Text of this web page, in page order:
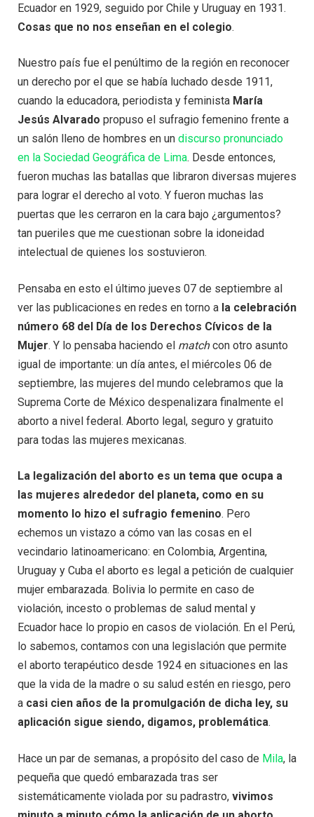
Ecuador en 1929, seguido por Chile y Uruguay en 1931.
Cosas que no nos enseñan en el colegio.
Nuestro país fue el penúltimo de la región en reconocer
un derecho por el que se había luchado desde 1911,
cuando la educadora, periodista y feminista María
Jesús Alvarado propuso el sufragio femenino frente a
un salón lleno de hombres en un discurso pronunciado
en la Sociedad Geográfica de Lima. Desde entonces,
fueron muchas las batallas que libraron diversas mujeres
para lograr el derecho al voto. Y fueron muchas las
puertas que les cerraron en la cara bajo ¿argumentos?
tan pueriles que me cuestionan sobre la idoneidad
intelectual de quienes los sostuvieron.
Pensaba en esto el último jueves 07 de septiembre al
ver las publicaciones en redes en torno a la celebración
número 68 del Día de los Derechos Cívicos de la
Mujer. Y lo pensaba haciendo el matchcon otro asunto
igual de importante: un día antes, el miércoles 06 de
septiembre, las mujeres del mundo celebramos que la
Suprema Corte de México despenalizara finalmente el
aborto a nivel federal. Aborto legal, seguro y gratuito
para todas las mujeres mexicanas.
La legalización del aborto es un tema que ocupa a
las mujeres alrededor del planeta, como en su
momento lo hizo el sufragio femenino. Pero
echemos un vistazo a cómo van las cosas en el
vecindario latinoamericano: en Colombia, Argentina,
Uruguay y Cuba el aborto es legal a petición de cualquier
mujer embarazada. Bolivia lo permite en caso de
violación, incesto o problemas de salud mental y
Ecuador hace lo propio en casos de violación. En el Perú,
lo sabemos, contamos con una legislación que permite
el aborto terapéutico desde 1924 en situaciones en las
que la vida de la madre o su salud estén en riesgo, pero
a casi cien años de la promulgación de dicha ley, su
aplicación sigue siendo, digamos, problemática.
Hace un par de semanas, a propósito del caso de Mila, la
pequeña que quedó embarazada tras ser
sistemáticamente violada por su padrastro, vivimos